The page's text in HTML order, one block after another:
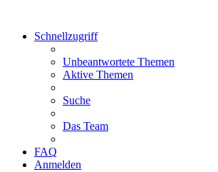
Schnellzugriff
Unbeantwortete Themen
Aktive Themen
Suche
Das Team
FAQ
Anmelden